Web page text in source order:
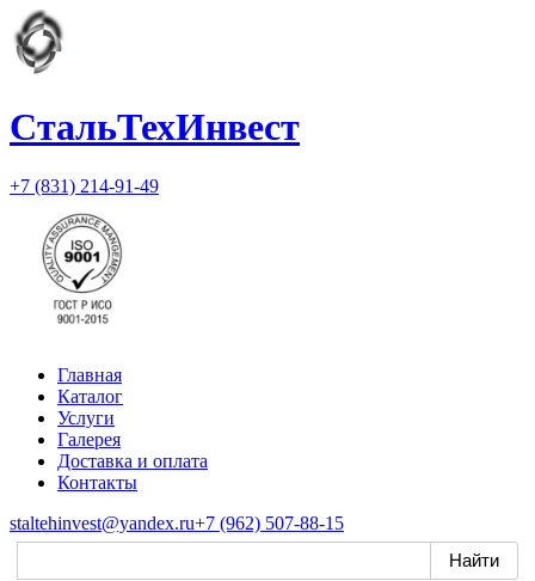
СтальТехИнвест
+7 (831) 214-91-49
Главная
Каталог
Услуги
Галерея
Доставка и оплата
Контакты
staltehinvest@yandex.ru+7 (962) 507-88-15